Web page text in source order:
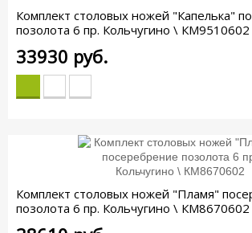
Комплект столовых ножей "Капелька"
позолота 6 пр. Кольчугино \ КМ9510602
33930 руб.
Комплект столовых ножей "Пламя"
позолота 6 пр. Кольчугино \ КМ8670602